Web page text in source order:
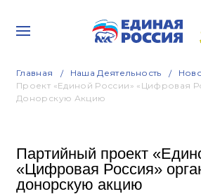
Главная Наша Деятельность
Проект «Единой России» «Цифровая
Донорскую Акцию
Партийный проект
«Цифровая Россия»
донорскую акцию